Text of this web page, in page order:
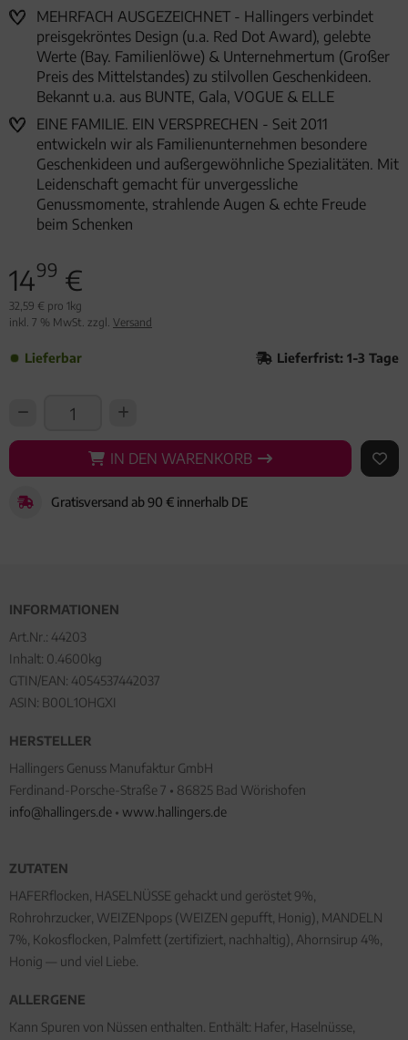
MEHRFACH AUSGEZEICHNET - Hallingers verbindet
preisgekröntes Design (u.a. Red Dot Award), gelebte
Werte (Bay. Familienlöwe) & Unternehmertum (Großer
Preis des Mittelstandes) zu stilvollen Geschenkideen.
Bekannt u.a. aus BUNTE, Gala, VOGUE & ELLE
EINE FAMILIE. EIN VERSPRECHEN - Seit 2011
entwickeln wir als Familienunternehmen besondere
Geschenkideen und außergewöhnliche Spezialitäten. Mit
Leidenschaft gemacht für unvergessliche
Genussmomente, strahlende Augen & echte Freude
beim Schenken
1499 €
32,59 € pro 1kg
inkl. 7 % MwSt. zzgl. Versand
Lieferbar Lieferfrist: 1-3 Tage
IN DEN WARENKORB
IN DEN WARENKORB AUF
Gratisversand ab 90 € innerhalb DE
INFORMATIONEN
Art.Nr.: 44203
Inhalt: 0.4600kg
GTIN/EAN: 4054537442037
ASIN: B00L1OHGXI
HERSTELLER
Hallingers Genuss Manufaktur GmbH
Ferdinand-Porsche-Straße 7 • 86825 Bad Wörishofen
info@hallingers.de • www.hallingers.de
ZUTATEN
HAFERflocken, HASELNÜSSE gehackt und geröstet 9%,
Rohrohrzucker, WEIZENpops (WEIZEN gepufft, Honig), MANDELN
7%, Kokosflocken, Palmfett (zertifiziert, nachhaltig), Ahornsirup 4%,
Honig — und viel Liebe.
ALLERGENE
Kann Spuren von Nüssen enthalten. Enthält: Hafer, Haselnüsse,